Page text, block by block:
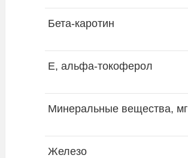
Бета-каротин
Е, альфа-токоферол
Минеральные вещества, мг
Железо